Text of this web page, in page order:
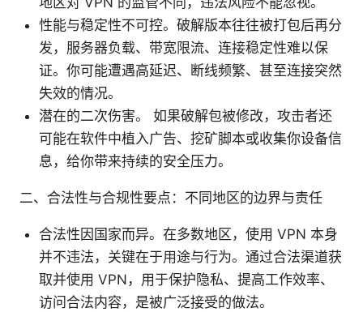
性能与稳定性不可控。破解版本往往被打包后再分
发，服务器负载、带宽限流、连接稳定性难以保
证。你可能遭遇高延迟、断线频繁、甚至连接突然
失效的情况。
潜在的二次伤害。 如果破解包被修改，攻击者还
可能在软件中植入广告、挖矿脚本或收集你设备信
息，给你带来持续的安全压力。
二、合法性与合规性要点：不同地区的边界与责任
合法性因国家而异。在多数地区，使用 VPN 本身
并不违法，关键在于用途与行为。通过合法渠道获
取并使用 VPN，用于保护隐私、提高工作效率、
访问合法内容，是被广泛接受的做法。